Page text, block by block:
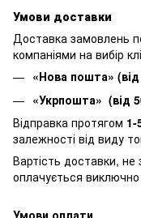
Умови доставки
Доставка замовлень
компаніями на вибір
«Нова пошта» (від
«Укрпошта» (від
Відправка протягом 1-
залежності від виду
Вартість доставки,
оплачується
Умови оплати